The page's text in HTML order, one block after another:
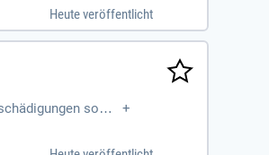
Heute veröffentlicht
sowie
+